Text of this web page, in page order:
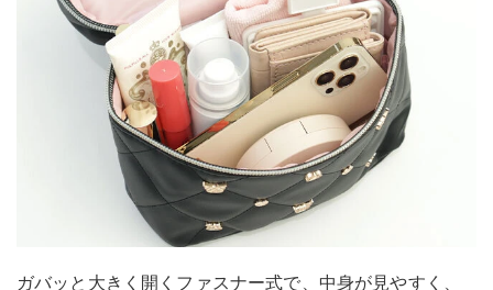
ガバッと大きく開くファスナー式で、中身が見やすく、